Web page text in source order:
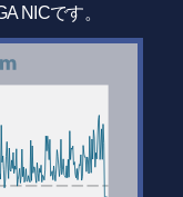
NICです。